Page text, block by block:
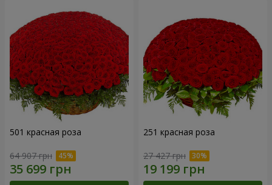
501 красная роза
64 907 грн
251 красная роза
27 427 грн